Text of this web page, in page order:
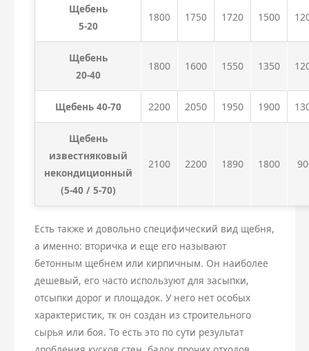
Щебень
5-20
1800 1750 1720 1500
Щебень
20-40
1800 1600 1550 1350
Щебень 40-70 2200 2050 1950 1900
Щебень
известняковый
некондиционный
(5-40 / 5-70)
2100 2200 1890 1800
Есть также и довольно специфический вид щебня,
а именно: вторичка и еще его называют
бетонным щебнем или кирпичным. Он наиболее
дешевый, его часто используют для засыпки,
отсыпки дорог и площадок. У него нет особых
характеристик, тк он создан из строительного
сырья или боя. То есть это по сути результат